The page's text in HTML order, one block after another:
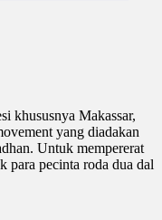
khususnya Makassar,
yang diadakan
Untuk mempererat
para pecinta roda dua dal